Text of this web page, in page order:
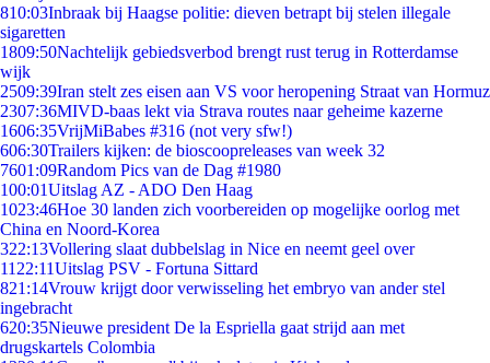
810:03Inbraak bij Haagse politie: dieven betrapt bij stelen illegale
sigaretten
1809:50Nachtelijk gebiedsverbod brengt rust terug in Rotterdamse
wijk
2509:39Iran stelt zes eisen aan VS voor heropening Straat van Hormuz
2307:36MIVD-baas lekt via Strava routes naar geheime kazerne
1606:35VrijMiBabes #316 (not very sfw!)
606:30Trailers kijken: de bioscoopreleases van week 32
7601:09Random Pics van de Dag #1980
100:01Uitslag AZ - ADO Den Haag
1023:46Hoe 30 landen zich voorbereiden op mogelijke oorlog met
China en Noord-Korea
322:13Vollering slaat dubbelslag in Nice en neemt geel over
11 22:11Uitslag PSV - Fortuna Sittard
821:14Vrouw krijgt door verwisseling het embryo van ander stel
ingebracht
620:35Nieuwe president De la Espriella gaat strijd aan met
drugskartels Colombia